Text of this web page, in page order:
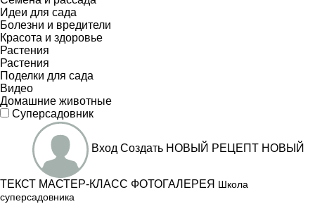
Идеи для сада
Болезни и вредители
Красота и здоровье
Растения
Растения
Поделки для сада
Видео
Домашние животные
Суперсадовник
Вход Создать НОВЫЙ РЕЦЕПТ НОВЫЙ
ТЕКСТ МАСТЕР-КЛАСС ФОТОГАЛЕРЕЯ Школа
суперсадовника